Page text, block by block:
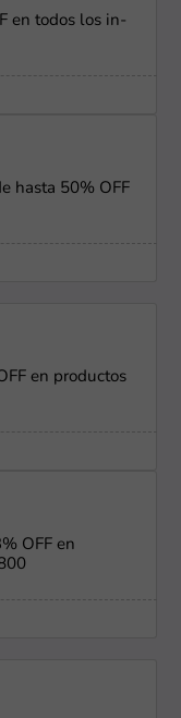
en todos los in-
hasta 50% OFF
en productos
OFF en